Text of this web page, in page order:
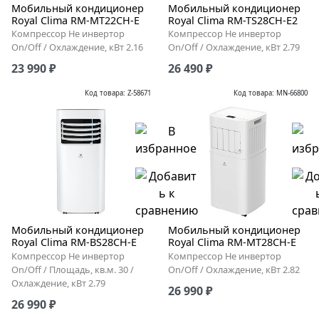
Мобильный кондиционер
Royal Clima RM-MT22CH-E
Компрессор Не инвертор
On/Off / Охлаждение, кВт 2.16
23 990 ₽
Мобильный кондиционер
Royal Clima RM-TS28CH-E2
Компрессор Не инвертор
On/Off / Охлаждение, кВт 2.79
26 490 ₽
Код товара: Z-58671
Мобильный кондиционер
Royal Clima RM-BS28CH-E
Компрессор Не инвертор
On/Off / Площадь, кв.м. 30 /
Охлаждение, кВт 2.79
26 990 ₽
Код товара: MN-66800
Мобильный кондиционер
Royal Clima RM-MT28CH-E
Компрессор Не инвертор
On/Off / Охлаждение, кВт 2.82
26 990 ₽